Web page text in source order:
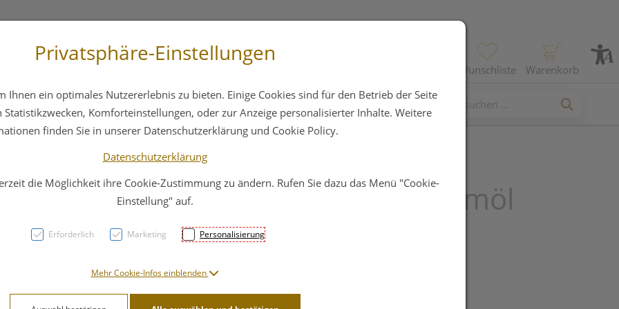
Wunschliste Warenkorb
Hautpflege Familie Nahrungsergänzung
Wellness Teebaumöl
PZN: 2012496
Privatsphäre-Einstellungen
Ihnen ein optimales Nutzererlebnis zu bieten. Einige Cookies sind für den Betrieb der Seite
Komforteinstellungen, oder zur Anzeige personalisierter Inhalte. Weitere
finden Sie in unserer Datenschutzerklärung und Cookie Policy.
Datenschutzerklärung
die Möglichkeit ihre Cookie-Zustimmung zu ändern. Rufen Sie dazu das Menü "Cookie-
Einstellung" auf.
Erforderlich Marketing Personalisierung
Mehr Cookie-Infos einblenden